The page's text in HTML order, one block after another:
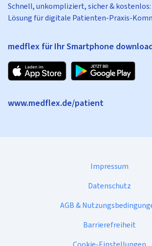
Schnell, unkompliziert, sicher &
Lösung für digitale Patienten-Praxis-
medflex für Ihr Smartphone
www.medflex.de/patient
Impressum
Datenschutz
AGB &
Barrierefreiheit